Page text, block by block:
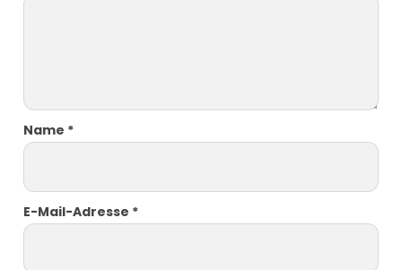
Name *
E-Mail-Adresse *